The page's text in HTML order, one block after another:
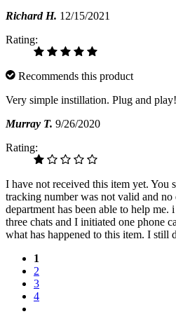
Richard H. 12/15/2021
Rating:
Recommends this product
Very simple instillation. Plug and play!
Murray T. 9/26/2020
Rating:
I have not received this item yet. You
tracking number was not valid and
department has been able to help me.
three chats and I initiated one phone
what has happened to this item. I still
1
2
3
4